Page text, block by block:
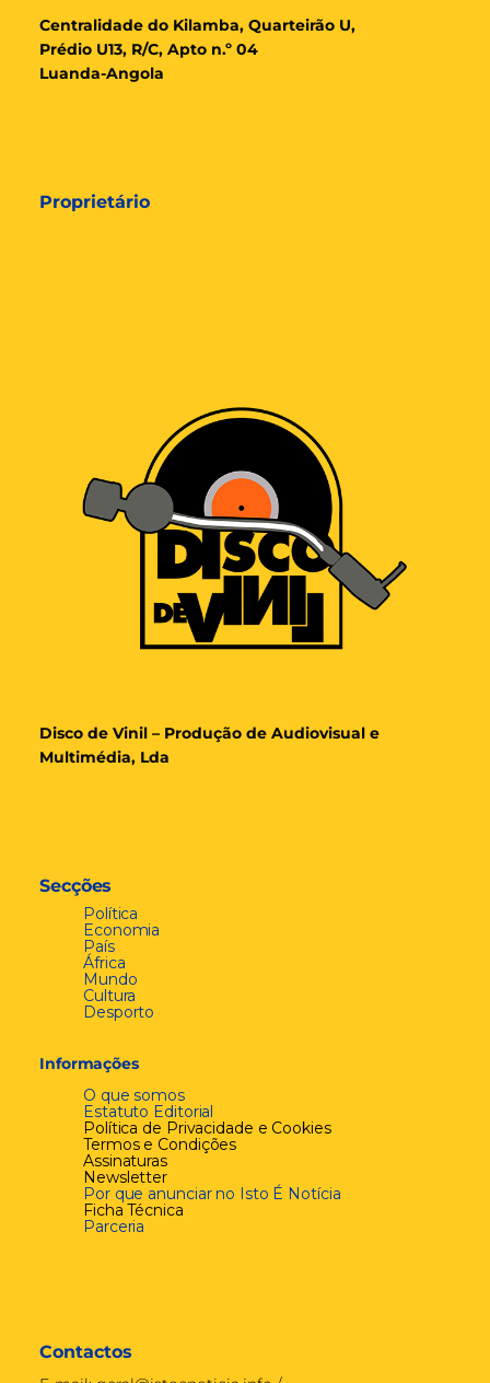
Centralidade do Kilamba, Quarteirão U,
Prédio U13, R/C, Apto n.º 04
Luanda-Angola
Proprietário
Disco de Vinil – Produção de Audiovisual e
Multimédia, Lda
Secções
Política
Economia
País
África
Mundo
Cultura
Desporto
Informações
O que somos
Estatuto Editorial
Política de Privacidade e Cookies
Termos e Condições
Assinaturas
Newsletter
Por que anunciar no Isto É Notícia
Ficha Técnica
Parceria
Contactos